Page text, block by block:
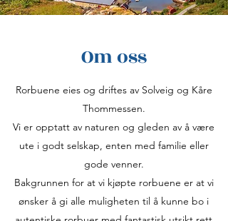
Om oss
Rorbuene eies og driftes av Solveig og Kåre
Thommessen.
Vi er opptatt av naturen og gleden av å være
ute i godt selskap, enten med familie eller
gode venner.
Bakgrunnen for at vi kjøpte rorbuene er at vi
ønsker å gi alle muligheten til å kunne bo i